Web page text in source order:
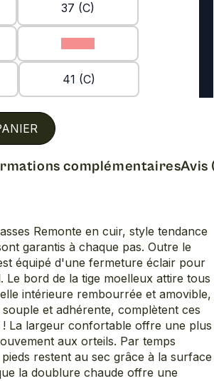
37 (C)
41 (C)
complémentairesAvis
Remonte en cuir, style tendance
garantis à chaque pas. Outre le
équipé d'une fermeture éclair pour
Le bord de la tige moelleux attire tous
intérieure rembourrée et amovible,
souple et adhérente, complètent ces
La largeur confortable offre une plus
aux orteils. Par temps
restent au sec grâce à la surface
la doublure chaude offre une